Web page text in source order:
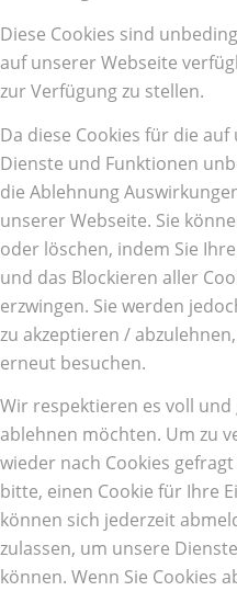
Diese Cookies sind
auf unserer Webseite
zur Verfügung zu stellen.
Da diese Cookies für die
Dienste und Funktionen
die Ablehnung
unserer Webseite. Sie
oder löschen, indem Sie
und das Blockieren aller
erzwingen. Sie werden
zu akzeptieren /
erneut besuchen.
Wir respektieren es voll und
ablehnen möchten. Um zu
wieder nach Cookies
bitte, einen Cookie für Ihre
können sich jederzeit
zulassen, um unsere
können. Wenn Sie Cookies